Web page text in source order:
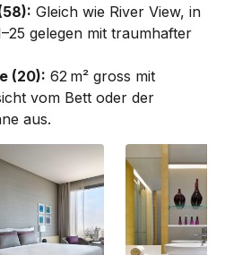
Gleich wie River View, in
gelegen mit traumhafter
(20): 62 m² gross mit
vom Bett oder der
aus.